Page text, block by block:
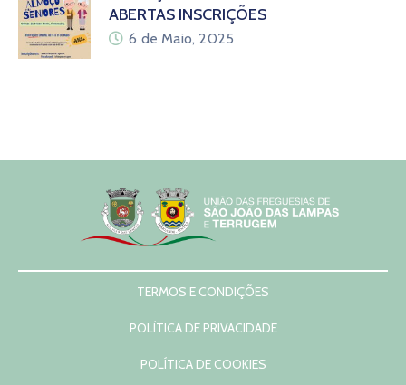
ABERTAS INSCRIÇÕES
6 de Maio, 2025
TERMOS E CONDIÇÕES
POLÍTICA DE PRIVACIDADE
POLÍTICA DE COOKIES